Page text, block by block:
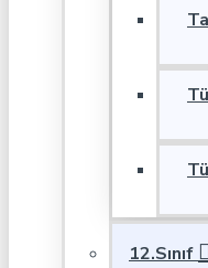
12.Sınıf